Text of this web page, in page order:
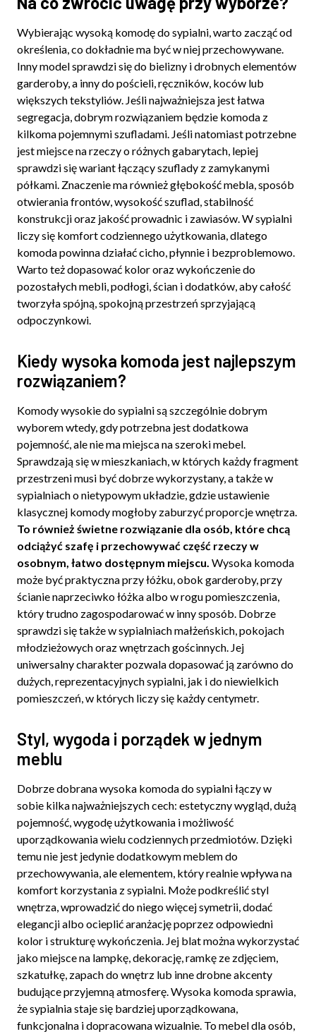
Wybierając wysoką komodę do sypialni, warto zacząć od
określenia, co dokładnie ma być w niej przechowywane.
Inny model sprawdzi się do bielizny i drobnych elementów
garderoby, a inny do pościeli, ręczników, koców lub
większych tekstyliów. Jeśli najważniejsza jest łatwa
segregacja, dobrym rozwiązaniem będzie komoda z
kilkoma pojemnymi szufladami. Jeśli natomiast potrzebne
jest miejsce na rzeczy o różnych gabarytach, lepiej
sprawdzi się wariant łączący szuflady z zamykanymi
półkami. Znaczenie ma również głębokość mebla, sposób
otwierania frontów, wysokość szuflad, stabilność
konstrukcji oraz jakość prowadnic i zawiasów. W sypialni
liczy się komfort codziennego użytkowania, dlatego
komoda powinna działać cicho, płynnie i bezproblemowo.
Warto też dopasować kolor oraz wykończenie do
pozostałych mebli, podłogi, ścian i dodatków, aby całość
tworzyła spójną, spokojną przestrzeń sprzyjającą
odpoczynkowi.
Kiedy wysoka komoda jest najlepszym
rozwiązaniem?
Komody wysokie do sypialni są szczególnie dobrym
wyborem wtedy, gdy potrzebna jest dodatkowa
pojemność, ale nie ma miejsca na szeroki mebel.
Sprawdzają się w mieszkaniach, w których każdy fragment
przestrzeni musi być dobrze wykorzystany, a także w
sypialniach o nietypowym układzie, gdzie ustawienie
klasycznej komody mogłoby zaburzyć proporcje wnętrza.
To również świetne rozwiązanie dla osób, które chcą
odciążyć szafę i przechowywać część rzeczy w
osobnym, łatwo dostępnym miejscu. Wysoka komoda
może być praktyczna przy łóżku, obok garderoby, przy
ścianie naprzeciwko łóżka albo w rogu pomieszczenia,
który trudno zagospodarować w inny sposób. Dobrze
sprawdzi się także w sypialniach małżeńskich, pokojach
młodzieżowych oraz wnętrzach gościnnych. Jej
uniwersalny charakter pozwala dopasować ją zarówno do
dużych, reprezentacyjnych sypialni, jak i do niewielkich
pomieszczeń, w których liczy się każdy centymetr.
Styl, wygoda i porządek w jednym
meblu
Dobrze dobrana wysoka komoda do sypialni łączy w
sobie kilka najważniejszych cech: estetyczny wygląd, dużą
pojemność, wygodę użytkowania i możliwość
uporządkowania wielu codziennych przedmiotów. Dzięki
temu nie jest jedynie dodatkowym meblem do
przechowywania, ale elementem, który realnie wpływa na
komfort korzystania z sypialni. Może podkreślić styl
wnętrza, wprowadzić do niego więcej symetrii, dodać
elegancji albo ocieplić aranżację poprzez odpowiedni
kolor i strukturę wykończenia. Jej blat można wykorzystać
jako miejsce na lampkę, dekorację, ramkę ze zdjęciem,
szkatułkę, zapach do wnętrz lub inne drobne akcenty
budujące przyjemną atmosferę. Wysoka komoda sprawia,
że sypialnia staje się bardziej uporządkowana,
funkcjonalna i dopracowana wizualnie. To mebel dla osób,